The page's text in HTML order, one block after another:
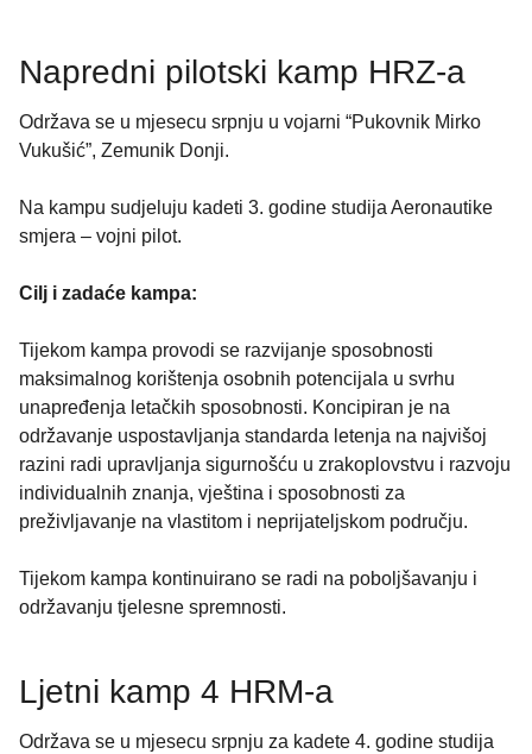
Napredni pilotski kamp HRZ-a
Održava se u mjesecu srpnju u vojarni “Pukovnik Mirko
Vukušić”, Zemunik Donji.
Na kampu sudjeluju kadeti 3. godine studija Aeronautike
smjera – vojni pilot.
Cilj i zadaće kampa:
Tijekom kampa provodi se razvijanje sposobnosti
maksimalnog korištenja osobnih potencijala u svrhu
unapređenja letačkih sposobnosti. Koncipiran je na
održavanje uspostavljanja standarda letenja na najvišoj
razini radi upravljanja sigurnošću u zrakoplovstvu i razvoju
individualnih znanja, vještina i sposobnosti za
preživljavanje na vlastitom i neprijateljskom području.
Tijekom kampa kontinuirano se radi na poboljšavanju i
održavanju tjelesne spremnosti.
Ljetni kamp 4 HRM-a
Održava se u mjesecu srpnju za kadete 4. godine studija